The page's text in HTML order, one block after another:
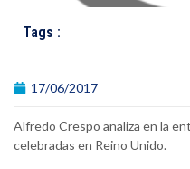
Tags :
17/06/2017
Alfredo Crespo analiza en la
celebradas en Reino Unido.